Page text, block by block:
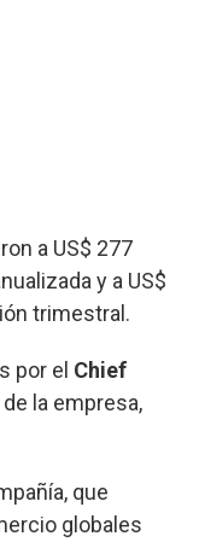
a US$ 277
y a US$
trimestral.
por el Chief
la empresa,
que
globales